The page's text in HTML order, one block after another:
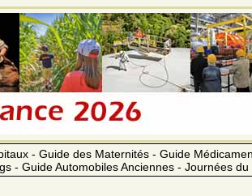
- Guide des Maternités - Guide
- Guide Automobiles Anciennes - Journées du